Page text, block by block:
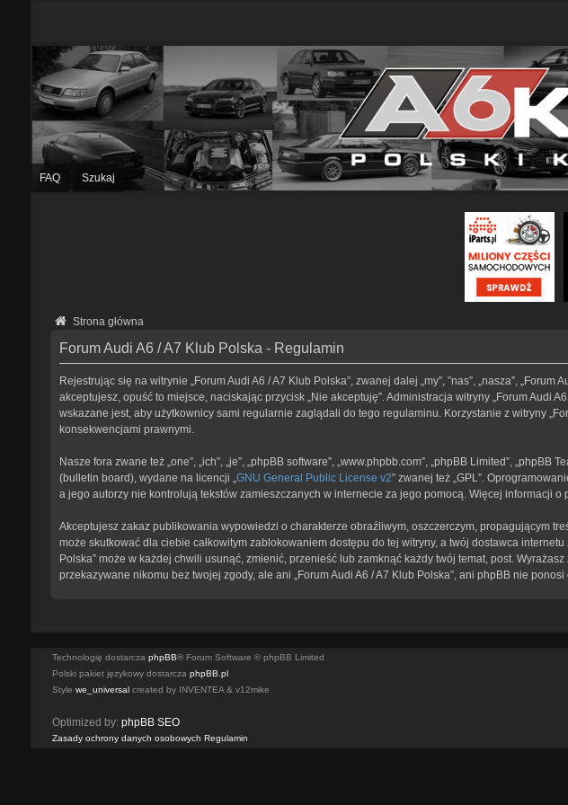
FAQ Szukaj
Strona główna
Forum Audi A6 / A7 Klub Polska - Regulamin
Rejestrując się na witrynie „Forum Audi A6 / A7 Klub Polska”, zwanej dalej „my”, ”nas”, „nasza”,
akceptujesz, opuść to miejsce, naciskając przycisk „Nie akceptuję”. Administracja witryny „Forum
wskazane jest, aby użytkownicy sami regularnie zaglądali do tego regulaminu. Korzystanie z witryny
konsekwencjami prawnymi.
Nasze fora zwane też „one”, „ich”, „je”, „phpBB software”, „www.phpbb.com”, „phpBB Limited”,
(bulletin board), wydane na licencji „GNU General Public License v2” zwanej też „GPL”.
a jego autorzy nie kontrolują tekstów zamieszczanych w internecie za jego pomocą. Więcej informacji o
Akceptujesz zakaz publikowania wypowiedzi o charakterze obraźliwym, oszczerczym, propagującym
może skutkować dla ciebie całkowitym zablokowaniem dostępu do tej witryny, a twój dostawca
Polska” może w każdej chwili usunąć, zmienić, przenieść lub zamknąć każdy twój temat, post.
przekazywane nikomu bez twojej zgody, ale ani „Forum Audi A6 / A7 Klub Polska”, ani phpBB nie
Technologię dostarcza phpBB® Forum Software © phpBB Limited
Polski pakiet językowy dostarcza phpBB.pl
Style we_universalcreated by INVENTEA & v12mike
Optimized by: phpBB SEO
Zasady ochrony danych osobowych Regulamin